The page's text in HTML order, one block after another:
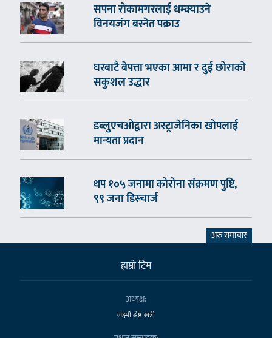
सपना रोकामगरलाई धम्क्याउने
विनयजंग बस्नेत पक्राउ
घरबाटै बेपत्ता भएका आमा र दुई छोराको
सकुशल उद्धार
डब्लुएचओद्वारा अस्ट्राजेनिका खोपलाई
मान्यता प्रदान
थप १०५ जनामा कोरोना संक्रमण पुष्टि,
९९ जना डिस्चार्ज
अरु समाचार
हाम्राे टिम
अध्यक्ष:
लक्ष्मी श्रेष्ठ खत्री